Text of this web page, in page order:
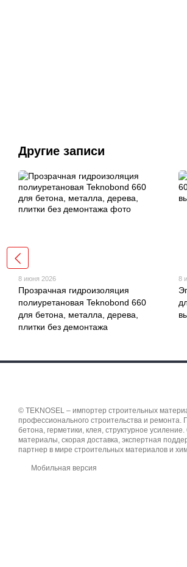
Другие записи
8 июня 2026
Прозрачная гидроизоляция
полиуретановая Teknobond 660
для бетона, металла, дерева,
плитки без демонтажа
8
© TEKNOSEL – импортер строительных
профессионального строительства и ремонта.
бетона, герметики, клея, структурное
материалы, скорая доставка, экспертная
партнер в мире строительных материалов и
Мобильная версия